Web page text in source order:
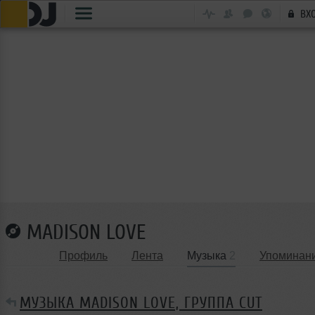
MADISON LOVE
Профиль Лента Музыка
МУЗЫКА MADISON LOVE, ГРУППА CUT